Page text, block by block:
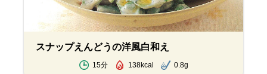
スナップえんどうの洋風白和え
15分 138kcal 0.8g